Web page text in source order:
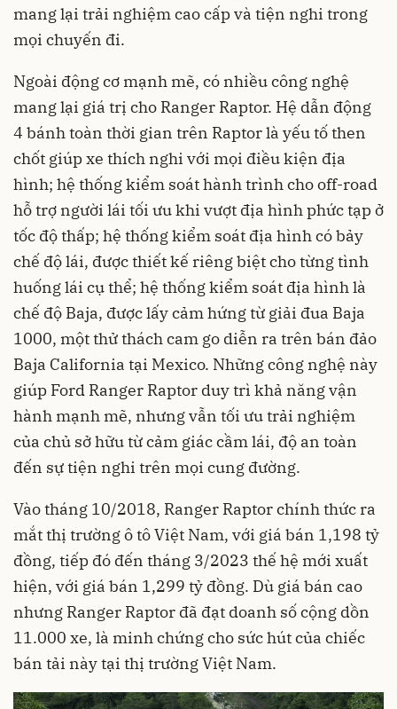
mang lại trải nghiệm cao cấp và tiện nghi trong
mọi chuyến đi.
Ngoài động cơ mạnh mẽ, có nhiều công nghệ
mang lại giá trị cho Ranger Raptor. Hệ dẫn động
4 bánh toàn thời gian trên Raptor là yếu tố then
chốt giúp xe thích nghi với mọi điều kiện địa
hình; hệ thống kiểm soát hành trình cho off-road
hỗ trợ người lái tối ưu khi vượt địa hình phức tạp ở
tốc độ thấp; hệ thống kiểm soát địa hình có bảy
chế độ lái, được thiết kế riêng biệt cho từng tình
huống lái cụ thể; hệ thống kiểm soát địa hình là
chế độ Baja, được lấy cảm hứng từ giải đua Baja
1000, một thử thách cam go diễn ra trên bán đảo
Baja California tại Mexico. Những công nghệ này
giúp Ford Ranger Raptor duy trì khả năng vận
hành mạnh mẽ, nhưng vẫn tối ưu trải nghiệm
của chủ sở hữu từ cảm giác cầm lái, độ an toàn
đến sự tiện nghi trên mọi cung đường.
Vào tháng 10/2018, Ranger Raptor chính thức ra
mắt thị trường ô tô Việt Nam, với giá bán 1,198 tỷ
đồng, tiếp đó đến tháng 3/2023 thế hệ mới xuất
hiện, với giá bán 1,299 tỷ đồng. Dù giá bán cao
nhưng Ranger Raptor đã đạt doanh số cộng dồn
11.000 xe, là minh chứng cho sức hút của chiếc
bán tải này tại thị trường Việt Nam.